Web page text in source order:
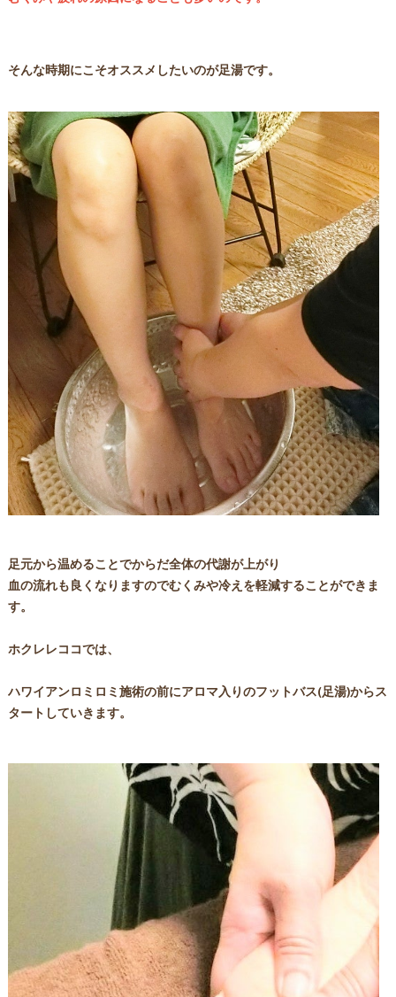
そんな時期にこそオススメしたいのが足湯です。
足元から温めることでからだ全体の代謝が上がり
血の流れも良くなりますのでむくみや冷えを軽減することができま
す。
ホクレレココでは、
ハワイアンロミロミ施術の前にアロマ入りのフットバス(足湯)からス
タートしていきます。